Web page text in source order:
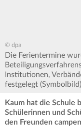
© dpa
Die Ferientermine
Institutionen,
festgelegt
Kaum hat die Schule
Schülerinnen und
den Freunden